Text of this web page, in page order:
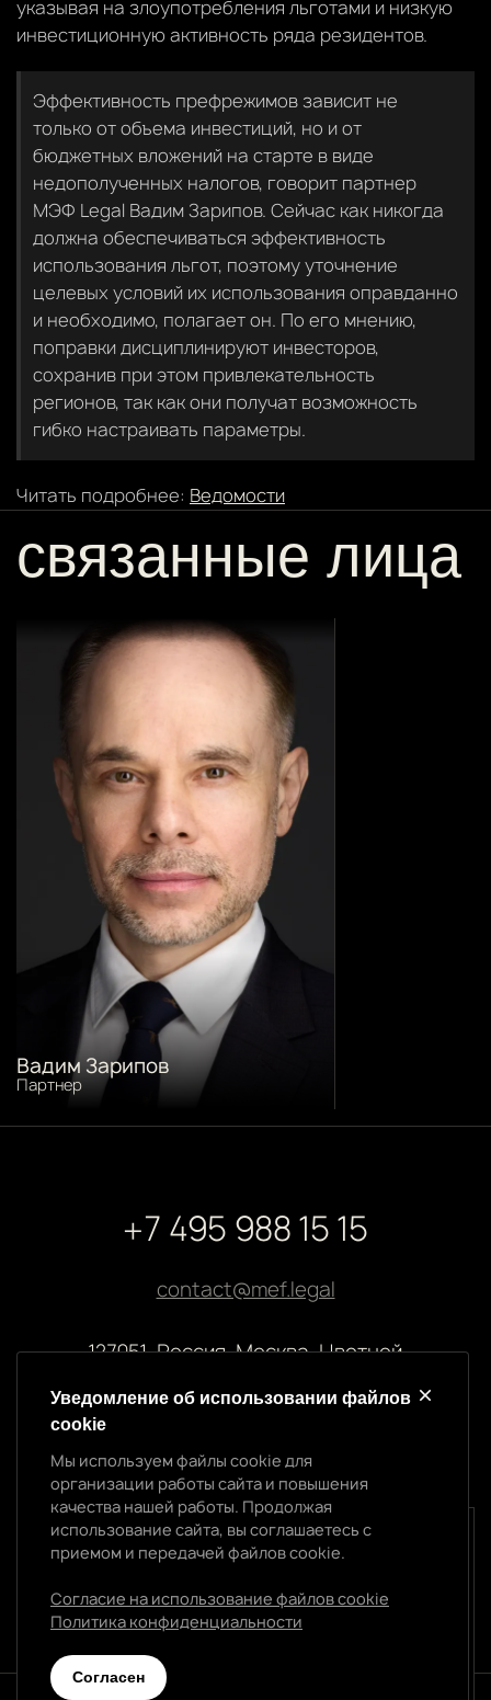
указывая на злоупотребления льготами и низкую
инвестиционную активность ряда резидентов.
Эффективность префрежимов зависит не
только от объема инвестиций, но и от
бюджетных вложений на старте в виде
недополученных налогов, говорит партнер
МЭФ Legal Вадим Зарипов. Сейчас как никогда
должна обеспечиваться эффективность
использования льгот, поэтому уточнение
целевых условий их использования оправданно
и необходимо, полагает он. По его мнению,
поправки дисциплинируют инвесторов,
сохранив при этом привлекательность
регионов, так как они получат возможность
гибко настраивать параметры.
Читать подробнее: Ведомости
связанные лица
Вадим Зарипов
Партнер
+7 495 988 15 15
contact@mef.legal
127051, Россия, Москва, Цветной
Реквизиты компании
ООО “МЭФ ЛИГАЛ”
ИНН 7704874992
ОГРН 5147746145718
Политика конфиденциальности
Уведомление об использовании cookie
работы сайта и повышения качества нашей работы.
Продолжая использование сайта, вы
cookie.
Уведомление об использовании файлов
cookie
Мы используем файлы cookie для
организации работы сайта и повышения
качества нашей работы. Продолжая
использование сайта, вы соглашаетесь с
приемом и передачей файлов cookie.
Согласие на использование файлов cookie
Политика конфиденциальности
Cогласен